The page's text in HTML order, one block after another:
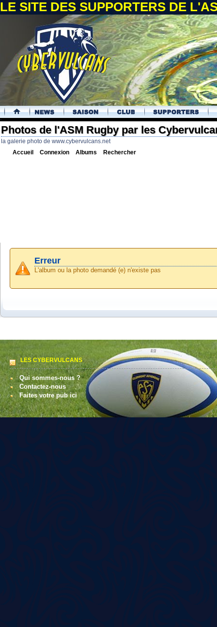
LE SITE DES SUPPORTERS DE
.
Photos de l'ASM Rugby par les
la galerie photo de www.cybervulcans.net
Accueil Connexion Albums Rechercher
Erreur
L'album ou la photo demandé (e) n'existe pas
LES CYBERVULCANS
Qui sommes-nous ?
Contactez-nous
Faites votre pub ici